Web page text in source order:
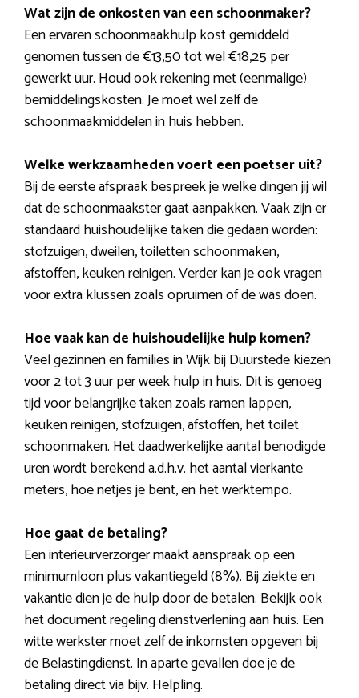
Wat zijn de onkosten van een schoonmaker?
Een ervaren schoonmaakhulp kost gemiddeld
genomen tussen de €13,50 tot wel €18,25 per
gewerkt uur. Houd ook rekening met (eenmalige)
bemiddelingskosten. Je moet wel zelf de
schoonmaakmiddelen in huis hebben.
Welke werkzaamheden voert een poetser uit?
Bij de eerste afspraak bespreek je welke dingen jij wil
dat de schoonmaakster gaat aanpakken. Vaak zijn er
standaard huishoudelijke taken die gedaan worden:
stofzuigen, dweilen, toiletten schoonmaken,
afstoffen, keuken reinigen. Verder kan je ook vragen
voor extra klussen zoals opruimen of de was doen.
Hoe vaak kan de huishoudelijke hulp komen?
Veel gezinnen en families in Wijk bij Duurstede kiezen
voor 2 tot 3 uur per week hulp in huis. Dit is genoeg
tijd voor belangrijke taken zoals ramen lappen,
keuken reinigen, stofzuigen, afstoffen, het toilet
schoonmaken. Het daadwerkelijke aantal benodigde
uren wordt berekend a.d.h.v. het aantal vierkante
meters, hoe netjes je bent, en het werktempo.
Hoe gaat de betaling?
Een interieurverzorger maakt aanspraak op een
minimumloon plus vakantiegeld (8%). Bij ziekte en
vakantie dien je de hulp door de betalen. Bekijk ook
het document regeling dienstverlening aan huis. Een
witte werkster moet zelf de inkomsten opgeven bij
de Belastingdienst. In aparte gevallen doe je de
betaling direct via bijv. Helpling.